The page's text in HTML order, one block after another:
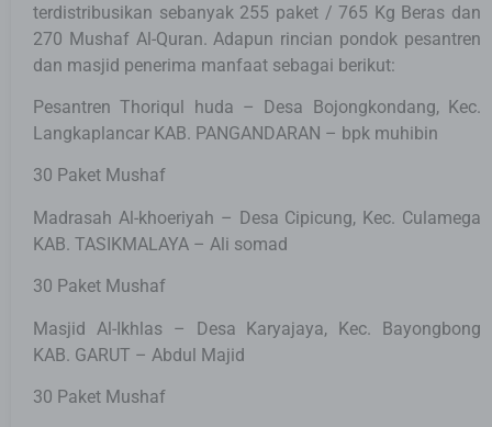
terdistribusikan sebanyak 255 paket / 765 Kg Beras dan
270 Mushaf Al-Quran. Adapun rincian pondok pesantren
dan masjid penerima manfaat sebagai berikut:
Pesantren Thoriqul huda – Desa Bojongkondang, Kec.
Langkaplancar KAB. PANGANDARAN – bpk muhibin
30 Paket Mushaf
Madrasah Al-khoeriyah – Desa Cipicung, Kec. Culamega
KAB. TASIKMALAYA – Ali somad
30 Paket Mushaf
Masjid Al-Ikhlas – Desa Karyajaya, Kec. Bayongbong
KAB. GARUT – Abdul Majid
30 Paket Mushaf